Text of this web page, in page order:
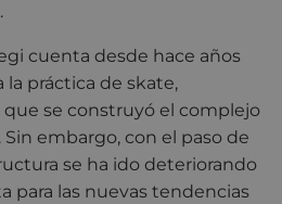
cuenta desde hace años
la práctica de skate,
se construyó el complejo
embargo, con el paso de
se ha ido deteriorando
para las nuevas tendencias